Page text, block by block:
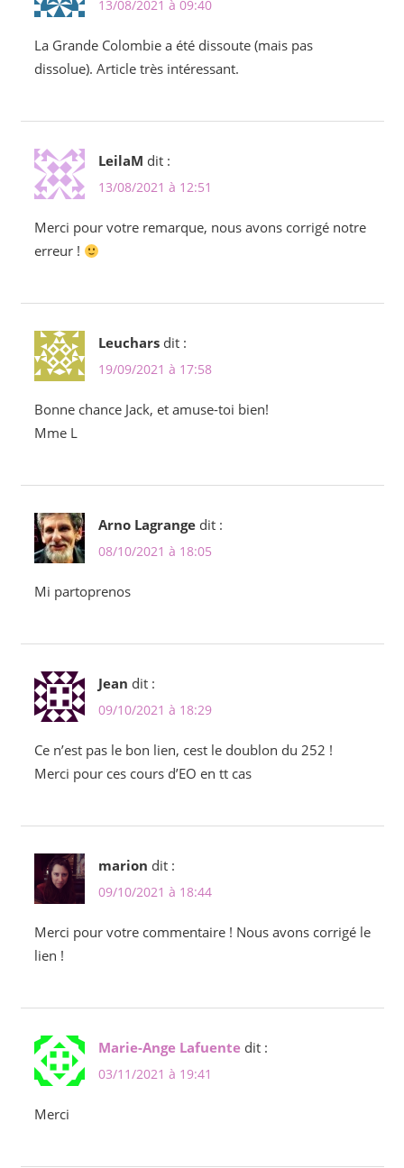
13/08/2021 à 09:40
La Grande Colombie a été dissoute (mais pas
dissolue). Article très intéressant.
LeilaM dit :
13/08/2021 à 12:51
Merci pour votre remarque, nous avons corrigé notre
erreur !
Leuchars dit :
19/09/2021 à 17:58
Bonne chance Jack, et amuse-toi bien!
Mme L
Arno Lagrange dit :
08/10/2021 à 18:05
Mi partoprenos
Jean dit :
09/10/2021 à 18:29
Ce n’est pas le bon lien, cest le doublon du 252 !
Merci pour ces cours d’EO en tt cas
marion dit :
09/10/2021 à 18:44
Merci pour votre commentaire ! Nous avons corrigé le
lien !
Marie-Ange Lafuente dit :
03/11/2021 à 19:41
Merci